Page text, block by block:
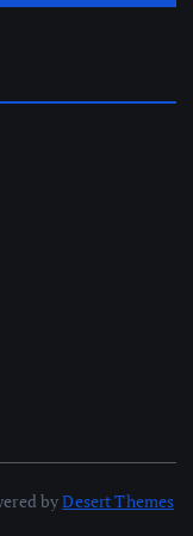
byDesert Themes